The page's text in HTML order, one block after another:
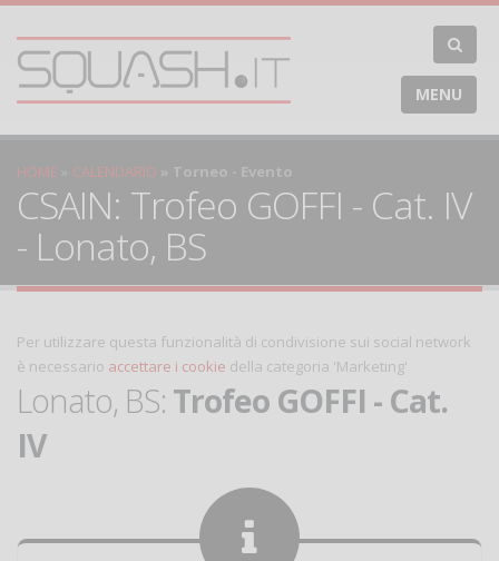
MENU
HOME CALENDARIO Torneo - Evento
CSAIN: Trofeo GOFFI - Cat. IV
- Lonato, BS
Per utilizzare questa funzionalità di condivisione sui social network
è necessario accettare i cookie della categoria 'Marketing'
Lonato, BS: Trofeo GOFFI - Cat.
IV